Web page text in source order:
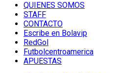
QUIENES SOMOS
STAFF
CONTACTO
Escribe en Bolavip
RedGol
Futbolcentroamerica
APUESTAS